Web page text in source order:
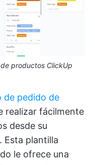
productos ClickUp
de pedido de
realizar fácilmente
desde su
Esta plantilla
le ofrece una